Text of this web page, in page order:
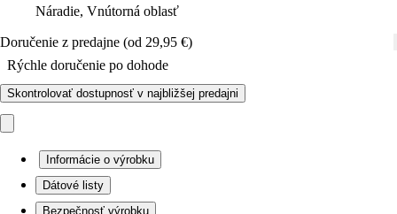
Náradie, Vnútorná oblasť
Doručenie z predajne (od 29,95 €)
Rýchle doručenie po dohode
Skontrolovať dostupnosť v najbližšej predajni
Informácie o výrobku
Dátové listy
Bezpečnosť výrobku